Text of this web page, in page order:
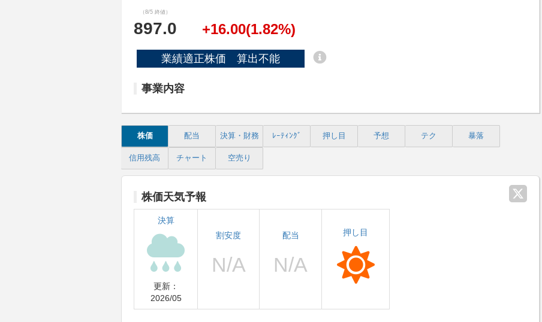
（8/5 終値）
897.0 +16.00(1.82%)
業績適正株価 算出不能
事業内容
株価 配当 決算・財務 ﾚｰﾃｨﾝｸﾞ 押し目 予想 テク 暴落
信用残高 チャート 空売り
株価天気予報
決算
更新：
2026/05
割安度 配当 押し目